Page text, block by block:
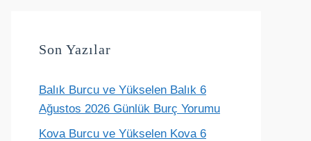
Terazi Akrep Yay
Son Yazılar
Balık Burcu ve Yükselen Balık 6
Ağustos 2026 Günlük Burç Yorumu
Kova Burcu ve Yükselen Kova 6